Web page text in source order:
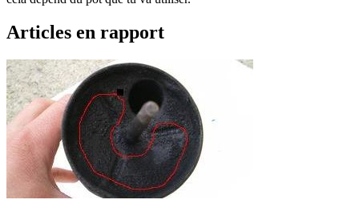
Articles en rapport